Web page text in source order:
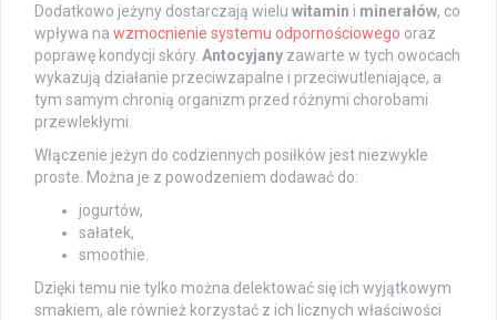
Dodatkowo jeżyny dostarczają wielu witamin i minerałów, co
wpływa na wzmocnienie systemu odpornościowego oraz
poprawę kondycji skóry. Antocyjany zawarte w tych owocach
wykazują działanie przeciwzapalne i przeciwutleniające, a
tym samym chronią organizm przed różnymi chorobami
przewlekłymi.
Włączenie jeżyn do codziennych posiłków jest niezwykle
proste. Można je z powodzeniem dodawać do:
jogurtów,
sałatek,
smoothie.
Dzięki temu nie tylko można delektować się ich wyjątkowym
smakiem, ale również korzystać z ich licznych właściwości